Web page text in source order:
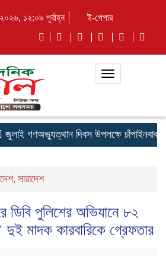
১২:০৯ পূর্বাহ্ন ই-পেপার
Toggle
গণঅভ্যুত্থান দিবস উপলক্ষে
, সারাদেশ
ডিবি পুলিশের অভিযানে ৮২
দুই মাদক কারবারিকে গ্রেফতার